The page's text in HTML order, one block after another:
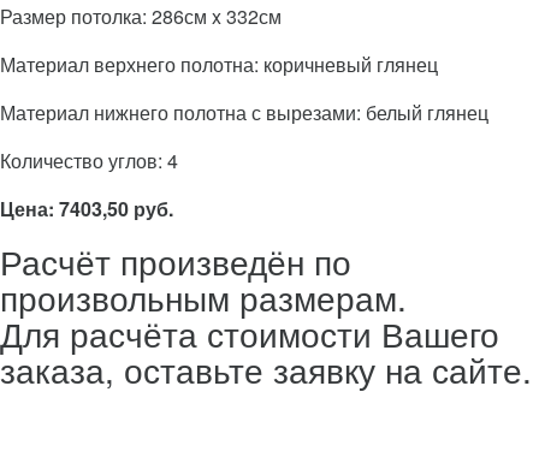
Размер потолка: 286см x 332см
Материал верхнего полотна: коричневый глянец
Материал нижнего полотна с вырезами: белый глянец
Количество углов: 4
Цена: 7403,50 руб.
Расчёт произведён по
произвольным размерам.
Для расчёта стоимости Вашего
заказа, оставьте заявку на сайте.